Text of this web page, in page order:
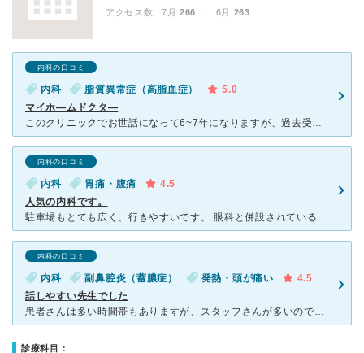
アクセス数 7月:266 | 6月:263
内科の口コミ
内科 脂質異常症（高脂血症）
5.0
マイホ―ムドクタ―
このクリニックでお世話になって6~7年になりますが、過去受診して来た中で最高の先生です。この先生だったら命を預けてもいいですね。高脂血症と、高血圧治療で月に1度通院してます。又、お隣の眼科でも昨年、白
内科の口コミ
内科 胃痛・腹痛
4.5
人気の内科です。
駐車場もとても広く、行きやすいです。 眼科と併設されているので、待合室も広々としています。 小上がりのキッズスペースもありますよ。 私の体調が悪く預ける人がいない為赤ちゃん連れで行きましたが、診
内科の口コミ
内科 副鼻腔炎（蓄膿症） 発熱・頭が痛い
4.5
話しやすい先生でした
患者さんは多い時間帯もありますが、スタッフさんが多いので、診察後は会計までの待ち時間が少ないです。待合室は畳敷のキッズコーナーがあり、小さい子を連れていても大人しく遊んでくれました。 病院は広くてゆ
診療科目：